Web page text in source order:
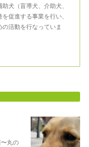
犬（盲導犬、介助犬、
促進する事業を行い、
活動を行なっていま
丸の